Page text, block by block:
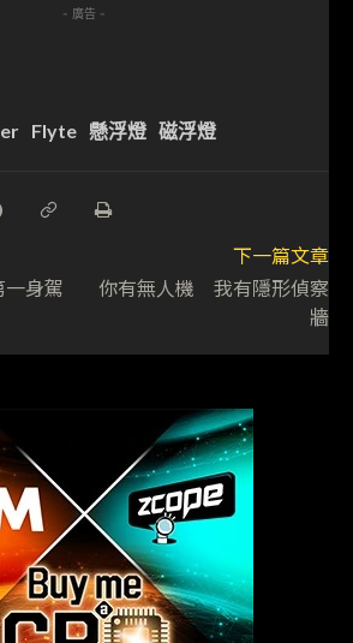
- 廣告 -
Flyte 懸浮燈 磁浮燈
一身駕
下一篇文章
你有無人機 我有隱形偵察
牆